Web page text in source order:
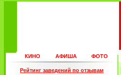
КИНО АФИША ФОТО
Рейтинг заведений по отзывам